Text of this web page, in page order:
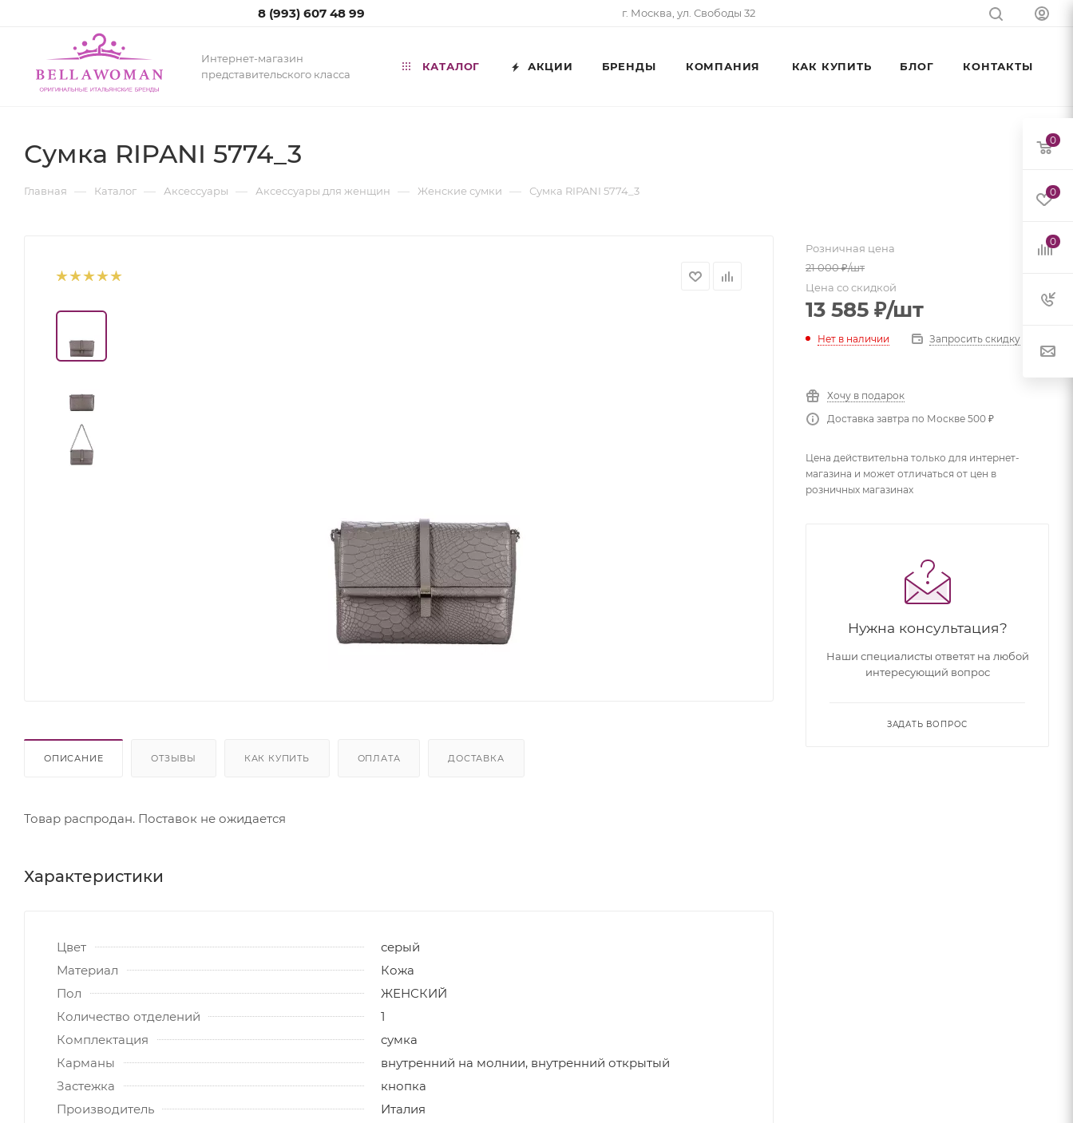
8 (993) 607 48 99 г. Москва, ул. Свободы 32
Интернет-магазин
представительского класса
КАТАЛОГ АКЦИИ БРЕНДЫ КОМПАНИЯ КАК КУПИТЬ БЛОГ КОНТАКТЫ
Сумка RIPANI 5774_3
Главная — Каталог — Аксессуары — Аксессуары для женщин — Женские сумки — Сумка RIPANI 5774_3
ОПИСАНИЕ ОТЗЫВЫ КАК КУПИТЬ ОПЛАТА ДОСТАВКА
Товар распродан. Поставок не ожидается
Характеристики
Цвет
серый
Материал
Кожа
Пол
ЖЕНСКИЙ
Количество отделений
1
Комплектация
сумка
Карманы
внутренний на молнии, внутренний открытый
Застежка
кнопка
Производитель
Италия
Розничная цена
21 000₽/шт
Цена со скидкой
13 585 ₽/шт
Нет в наличии Запросить скидку
Хочу в подарок
Доставка завтра по Москве 500 ₽
Цена действительна только для интернет-
магазина и может отличаться от цен в
розничных магазинах
Нужна консультация?
Наши специалисты ответят на любой
интересующий вопрос
ЗАДАТЬ ВОПРОС
0
0
0